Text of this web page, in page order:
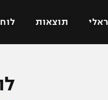
תוצאות
כדורסל עולמי